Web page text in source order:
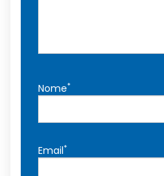
Nome*
Email*